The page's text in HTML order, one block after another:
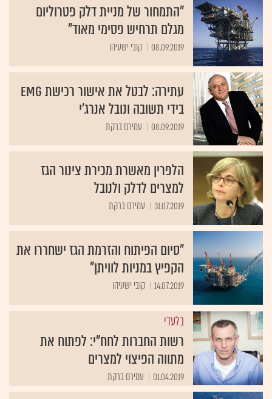
"התמחור של מניית דלק פטרוליום
מגלם תרחיש פסימי מאוד"
08.09.2019 קובי ישעיהו
עתירה: לבטל את אישור רכישת EMG
בידי תשובה ונובל אנרג'י
08.09.2019 עמירם ברקת
הלפרין מאשרת מכירת צינור הגז
למצרים לדלק ולנובל
31.07.2019 עמירם ברקת
"סיום הפיתוח והזרמת הגז ישחררו את
הקפיץ במניות לוויתן"
14.07.2019 קובי ישעיהו
בלעדי
רשות החברות לחח"י: לפתוח את
מתווה הפיצוי למצרים
01.04.2019 עמירם ברקת